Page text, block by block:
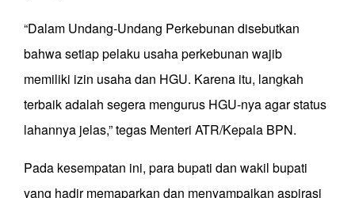
“Dalam Undang-Undang Perkebunan disebutkan
bahwa setiap pelaku usaha perkebunan wajib
memiliki izin usaha dan HGU. Karena itu, langkah
terbaik adalah segera mengurus HGU-nya agar status
lahannya jelas,” tegas Menteri ATR/Kepala BPN.
Pada kesempatan ini, para bupati dan wakil bupati
yang hadir memaparkan dan menyampaikan aspirasi